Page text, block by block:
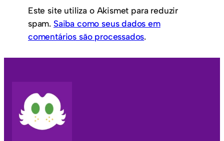
Este site utiliza o Akismet para reduzir
spam. Saiba como seus dados em
comentários são processados.